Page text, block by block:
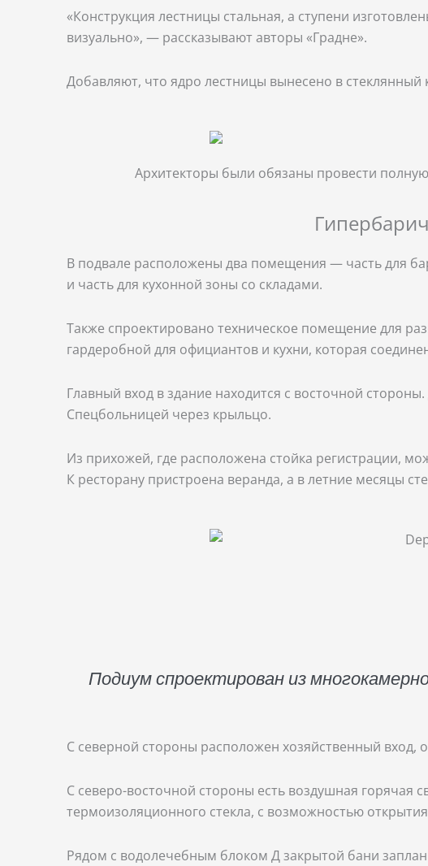
«Конструкция лестницы стальная, а ступени
визуально», — рассказывают авторы «Градне».
Добавляют, что ядро ​​лестницы вынесено в
Архитекторы были обязаны провести
В подвале расположены два помещения — часть для
и часть для кухонной зоны со складами.
Также спроектировано техническое помещение для
гардеробной для официантов и кухни, которая
Главный вход в здание находится с восточной
Спецбольницей через крыльцо.
Из прихожей, где расположена стойка регистрации,
К ресторану пристроена веранда, а в летние месяцы
Подиум спроектирован из
С северной стороны расположен хозяйственный вход,
С северо-восточной стороны есть воздушная горячая
термоизоляционного стекла, с возможностью
Рядом с водолечебным блоком Д закрытой бани